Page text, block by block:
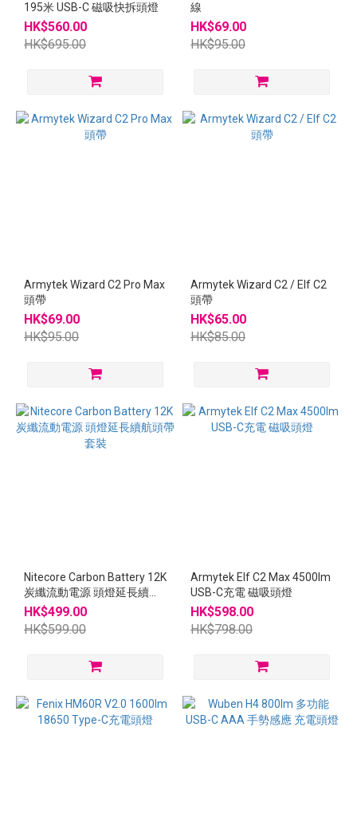
195米 USB-C 磁吸快拆頭燈
HK$560.00
HK$695.00
線
HK$69.00
HK$95.00
Armytek Wizard C2 Pro Max
頭帶
HK$69.00
HK$95.00
Armytek Wizard C2 / Elf C2
頭帶
HK$65.00
HK$85.00
Nitecore Carbon Battery 12K
炭纖流動電源 頭燈延長續航
頭帶套裝
HK$499.00
HK$599.00
Armytek Elf C2 Max 4500lm
USB-C充電 磁吸頭燈
HK$598.00
HK$798.00